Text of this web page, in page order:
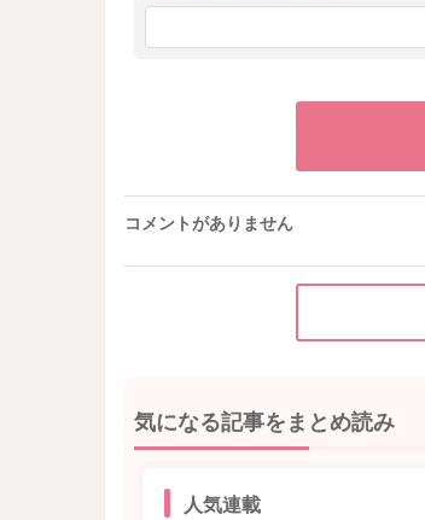
コメントがありません
気になる記事をまとめ読み
人気連載